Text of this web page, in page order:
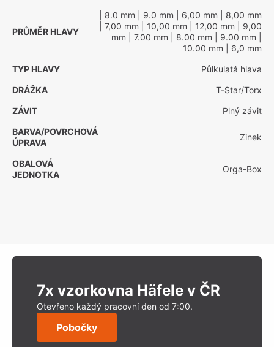
PRŮMĚR HLAVY
| 8.0 mm | 9.0 mm | 6,00 mm | 8,00 mm
| 7,00 mm | 10,00 mm | 12,00 mm | 9,00
mm | 7.00 mm | 8.00 mm | 9.00 mm
10.00 mm | 6,0 mm
TYP HLAVY
Půlkulatá hlava
DRÁŽKA
T-Star/Torx
ZÁVIT
Plný závit
BARVA/POVRCHOVÁ
ÚPRAVA
Zinek
OBALOVÁ
JEDNOTKA
Orga-Box
7x vzorkovna Häfele v ČR
Otevřeno každý pracovní den od 7:00.
Pobočky